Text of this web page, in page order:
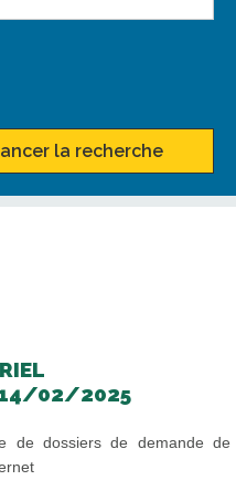
la recherche
02/2025
de dossiers de demande de